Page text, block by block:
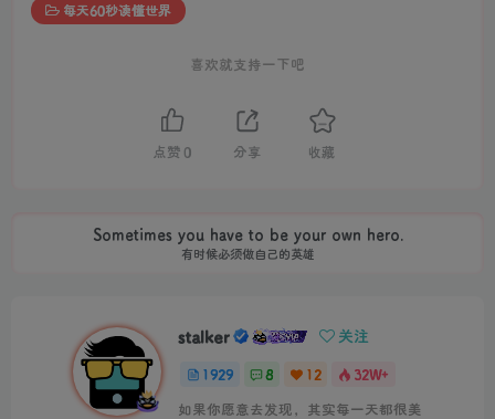
每天60秒读懂世界
喜欢就支持一下吧
点赞 0 分享 收藏
Sometimes you have to be your own hero.
有时候必须做自己的英雄
stalker 关注
1929 8 12
32W+
如果你愿意去发现，其实每一天都很美